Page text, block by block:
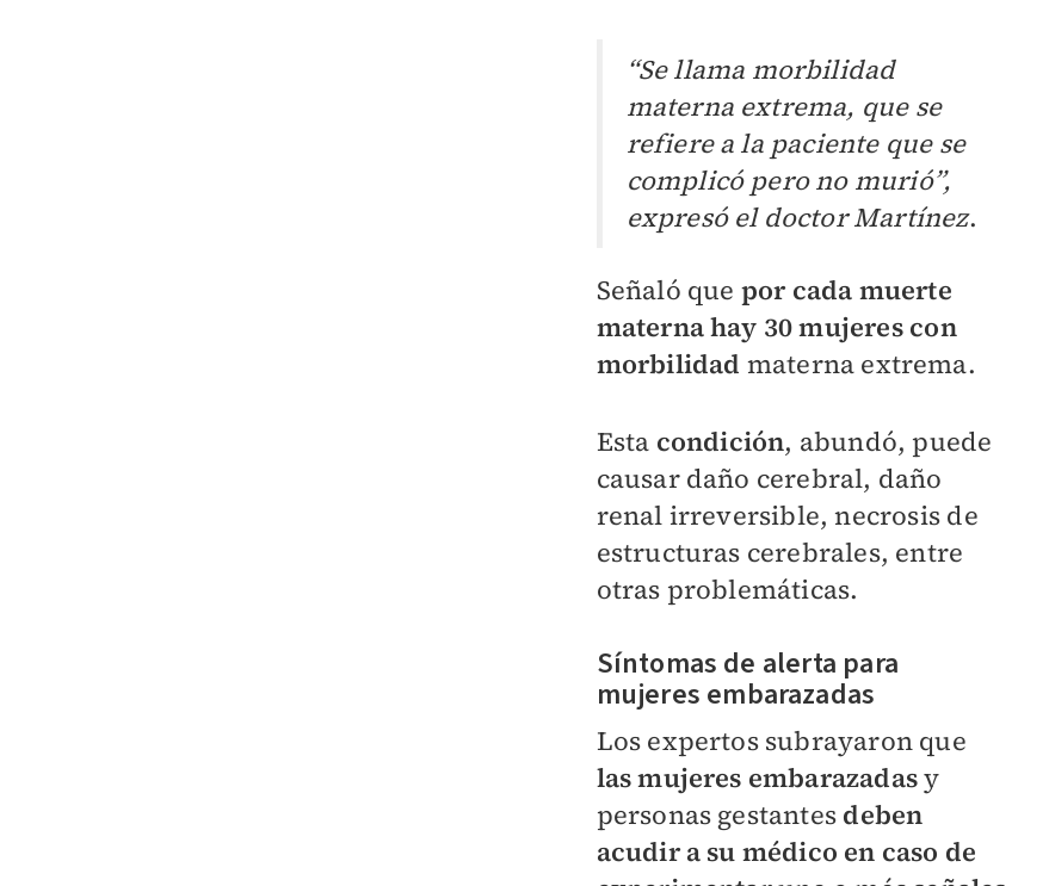
“Se llama morbilidad
materna extrema, que se
refiere a la paciente que se
complicó pero no murió”,
expresó el doctor Martínez.
Señaló que por cada muerte
materna hay 30 mujeres con
morbilidad materna extrema.
Esta condición, abundó, puede
causar daño cerebral, daño
renal irreversible, necrosis de
estructuras cerebrales, entre
otras problemáticas.
Síntomas de alerta para
mujeres embarazadas
Los expertos subrayaron que
las mujeres embarazadasy
personas gestantes deben
acudir a su médico en caso de